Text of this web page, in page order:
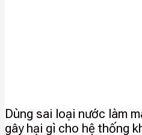
Dùng sai loại nước làm
gây hại gì cho hệ thống